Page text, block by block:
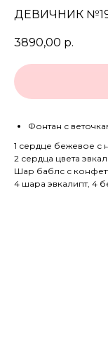
ДЕВИЧНИК
3890,00 р.
Фонтан с
1 сердце бежевое с
2 сердца цвета
Шар баблс с
4 шара эвкалипт, 4